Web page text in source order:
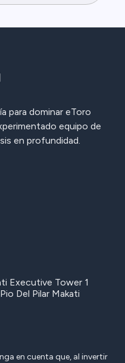
para dominar eToro
equipo de
en profundidad.
Executive Tower 1
Del Pilar Makati
en cuenta que, al invertir